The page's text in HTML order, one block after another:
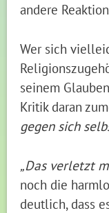
andere
Wer sich
seinem
Kritik daran
gegen sich
„Das verletzt
noch die
deutlich, dass